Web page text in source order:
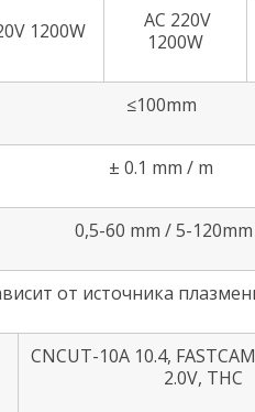
1200W
AC 220V
1200W
≤100mm
± 0.1 mm / m
0,5-60 mm / 5-120mm
от источника
CNCUT-10A 10.4,
2.0V, THC